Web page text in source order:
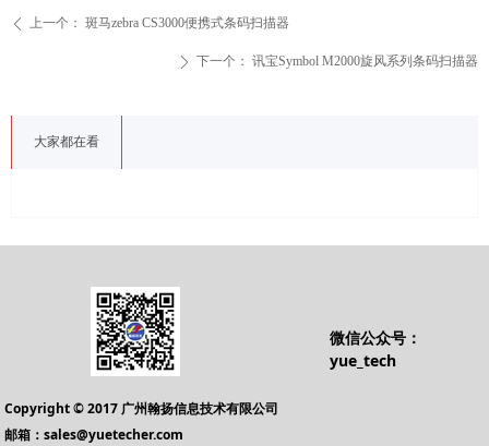
大家都在看
ꄴ 上一个： 斑马zebra CS3000便携式条码扫描器
ꄲ 下一个： 讯宝Symbol M2000旋风系列条码扫描器
微信公众号：
yue_tech
Copyright © 2017 广州翰扬信息技术有限公司
邮箱：sales@yuetecher.com